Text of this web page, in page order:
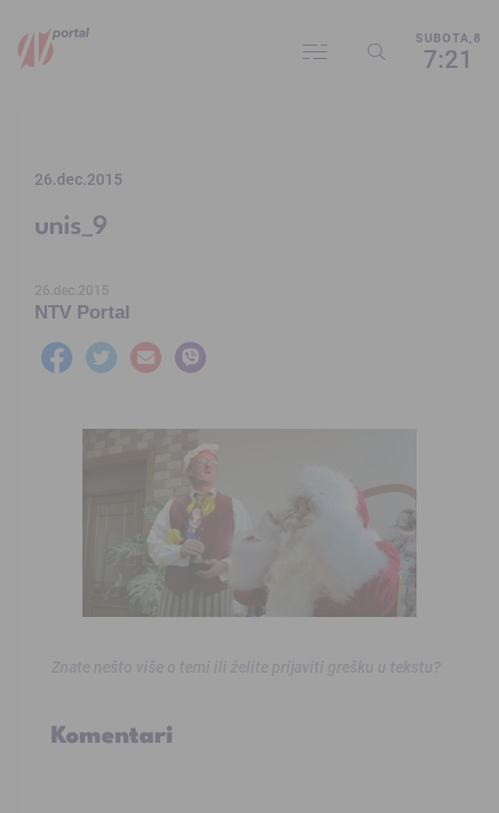
SUBOTA,8
7:21
26.dec.2015
unis_9
26.dec.2015
NTV Portal
Komentari